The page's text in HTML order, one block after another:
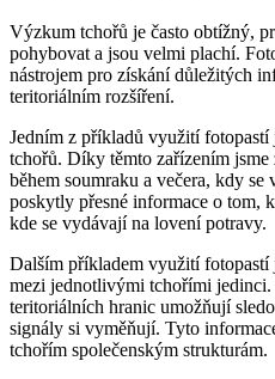
Výzkum tchořů je často obtížný,
pohybovat a jsou velmi plachí.
nástrojem pro získání důležitých
teritoriálním rozšíření.
Jedním z příkladů využití
tchořů. Díky těmto zařízením
během soumraku a večera, kdy
poskytly přesné informace o tom,
kde se vydávají na lovení potravy.
Dalším příkladem využití
mezi jednotlivými tchořími
teritoriálních hranic umožňují
signály si vyměňují. Tyto
tchořím společenským strukturám.